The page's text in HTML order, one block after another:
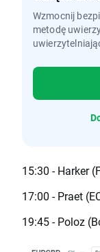
Wzmocnij
metodę
15:30 - Harker
17:00 - Praet
19:45 - Poloz